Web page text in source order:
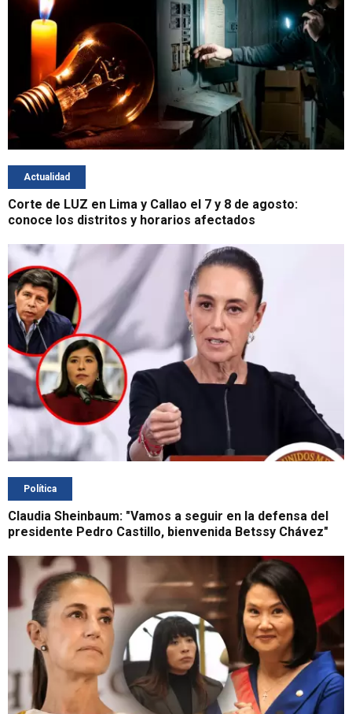
Actualidad
Corte de LUZ en Lima y Callao el 7 y 8 de agosto:
conoce los distritos y horarios afectados
Política
Claudia Sheinbaum: "Vamos a seguir en la defensa del
presidente Pedro Castillo, bienvenida Betssy Chávez"